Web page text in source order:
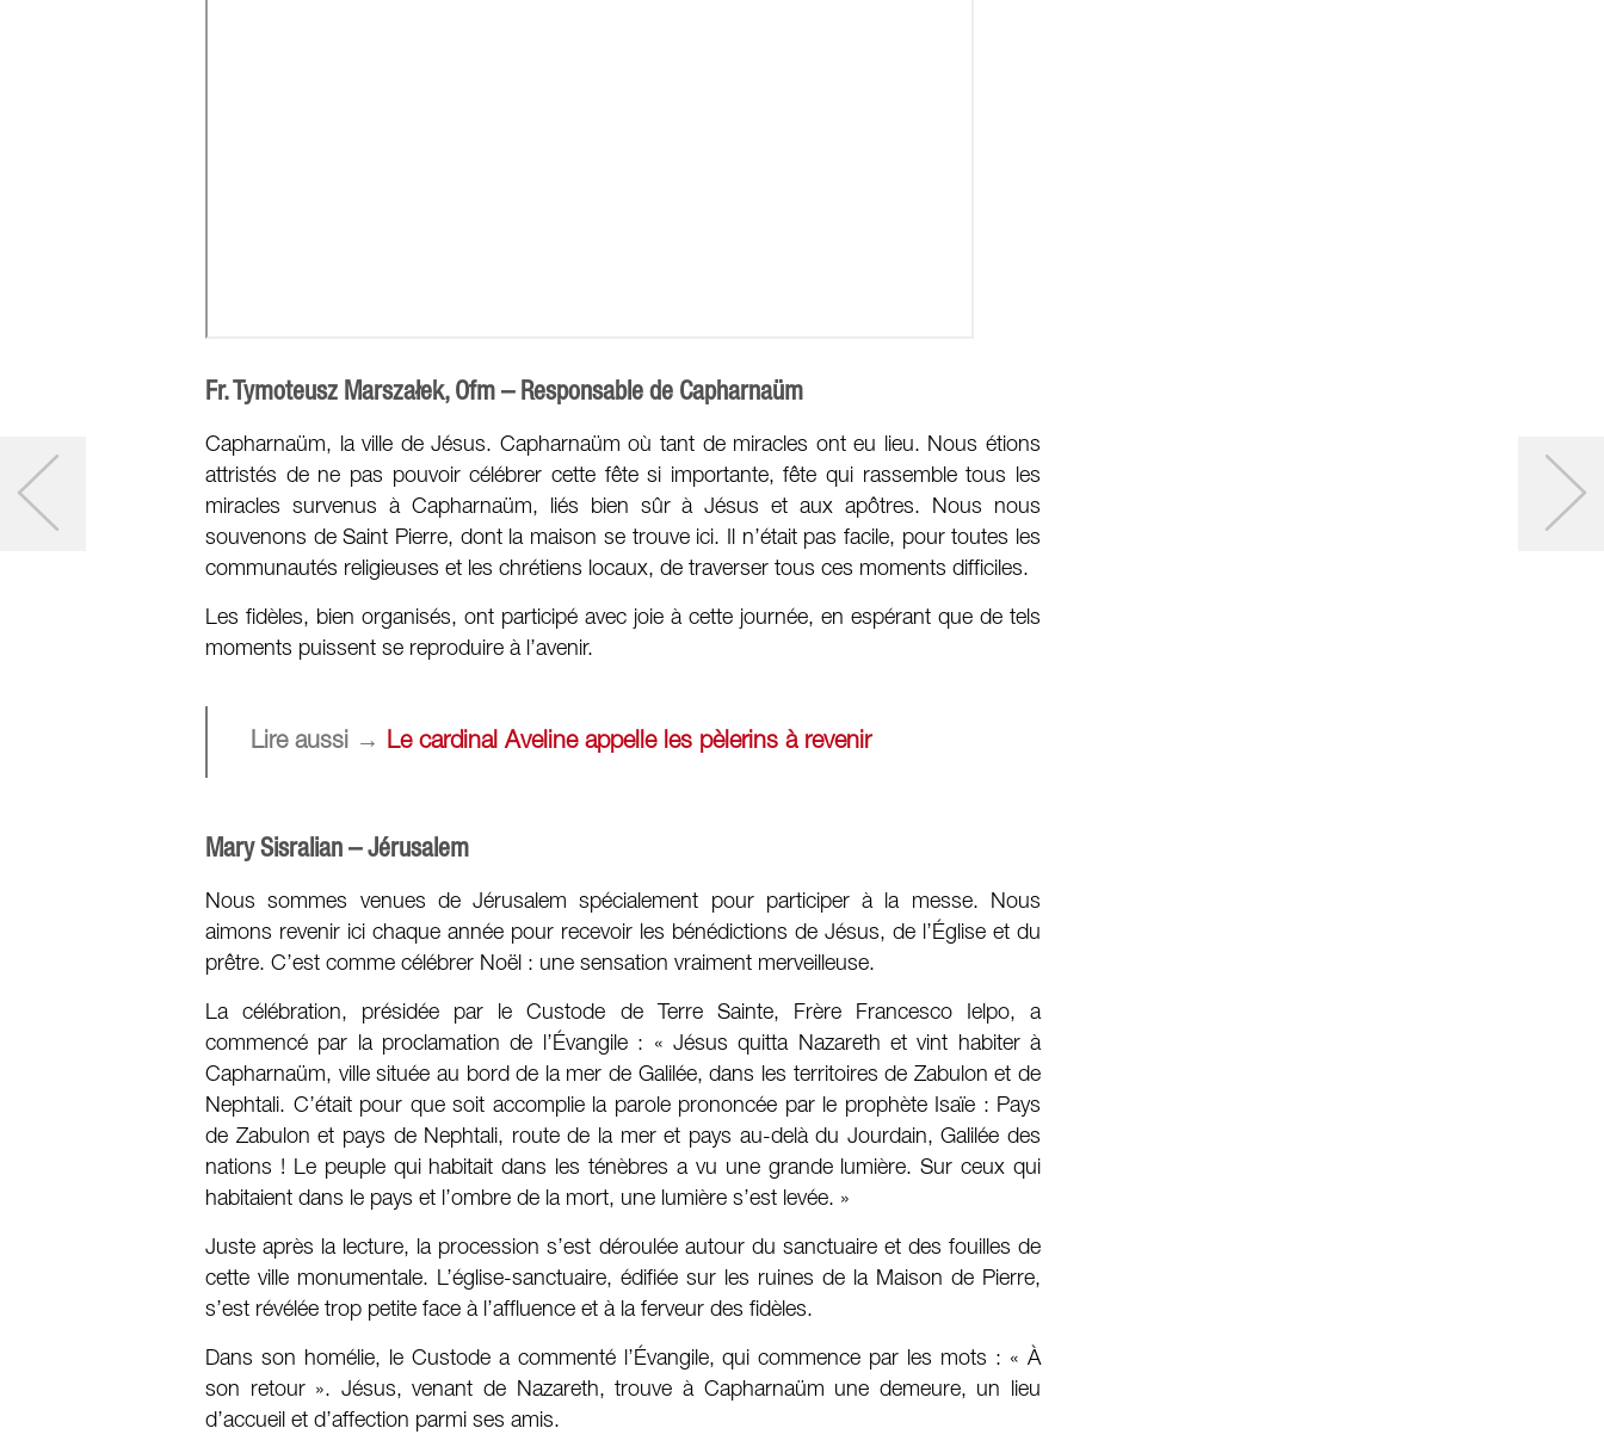
Fr. Tymoteusz Marszałek, Ofm – Responsable de Capharnaüm
Capharnaüm, la ville de Jésus. Capharnaüm où tant de miracles ont eu lieu. Nous étions
attristés de ne pas pouvoir célébrer cette fête si importante, fête qui rassemble tous les
miracles survenus à Capharnaüm, liés bien sûr à Jésus et aux apôtres. Nous nous
souvenons de Saint Pierre, dont la maison se trouve ici. Il n’était pas facile, pour toutes les
communautés religieuses et les chrétiens locaux, de traverser tous ces moments difficiles.
Les fidèles, bien organisés, ont participé avec joie à cette journée, en espérant que de tels
moments puissent se reproduire à l’avenir.
Lire aussi → Le cardinal Aveline appelle les pèlerins à revenir
Mary Sisralian – Jérusalem
Nous sommes venues de Jérusalem spécialement pour participer à la messe. Nous
aimons revenir ici chaque année pour recevoir les bénédictions de Jésus, de l’Église et du
prêtre. C’est comme célébrer Noël : une sensation vraiment merveilleuse.
La célébration, présidée par le Custode de Terre Sainte, Frère Francesco Ielpo, a
commencé par la proclamation de l’Évangile : « Jésus quitta Nazareth et vint habiter à
Capharnaüm, ville située au bord de la mer de Galilée, dans les territoires de Zabulon et de
Nephtali. C’était pour que soit accomplie la parole prononcée par le prophète Isaïe : Pays
de Zabulon et pays de Nephtali, route de la mer et pays au-delà du Jourdain, Galilée des
nations ! Le peuple qui habitait dans les ténèbres a vu une grande lumière. Sur ceux qui
habitaient dans le pays et l’ombre de la mort, une lumière s’est levée. »
Juste après la lecture, la procession s’est déroulée autour du sanctuaire et des fouilles de
cette ville monumentale. L’église-sanctuaire, édifiée sur les ruines de la Maison de Pierre,
s’est révélée trop petite face à l’affluence et à la ferveur des fidèles.
Dans son homélie, le Custode a commenté l’Évangile, qui commence par les mots : « À
son retour ». Jésus, venant de Nazareth, trouve à Capharnaüm une demeure, un lieu
d’accueil et d’affection parmi ses amis.